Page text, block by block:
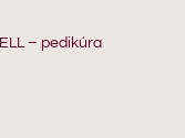
– pedikúra